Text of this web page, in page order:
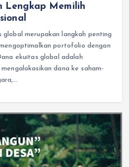
Lengkap Memilih
global merupakan langkah penting
portofolio dengan
ekuitas global adalah
dana ke saham-